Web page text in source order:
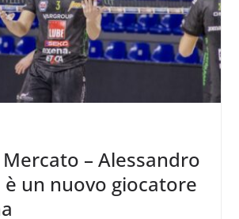
– Alessandro
è un nuovo giocatore